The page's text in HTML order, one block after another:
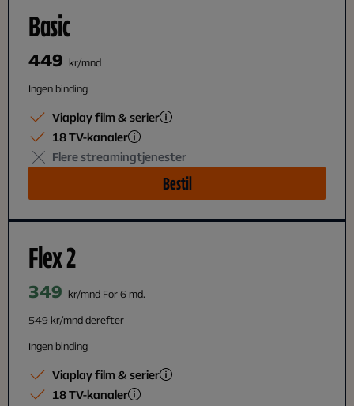
Basic
449 kr/mnd
Ingen binding
Viaplay film & serier
18 TV-kanaler
Flere streamingtjenester
Bestil
Flex 2
349 kr/mnd For 6 md.
549 kr/mnd derefter
Ingen binding
Viaplay film & serier
18 TV-kanaler